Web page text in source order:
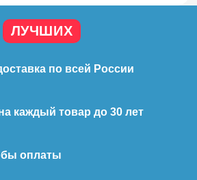
ЛУЧШИХ
по всей России
каждый товар до 30 лет
оплаты